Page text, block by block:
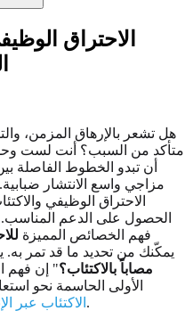
الاحتراق
هل تشعر بالإرهاق المزمن،
متأكد من السبب؟ أنت لست
أن تبدو الخطوط الفاصلة
مزاجي واسع الانتشار
الاحتراق الوظيفي
الحصول على الدعم
فهم الخصائص المميزة
يمكّنك من تحديد ما قد تمر به.
مصاباً بالاكتئاب؟" إن فهم
الأولى الحاسمة نحو
الاكتئاب عبر المبدئي أن يقدم وضوحاً قيّماً.